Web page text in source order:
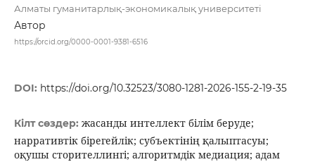
Алматы гуманитарлық-экономикалық университеті
Автор
https://orcid.org/0000-0001-9381-6516
DOI: https://doi.org/10.32523/3080-1281-2026-155-2-19-35
Кілт сөздер: жасанды интеллект білім беруде;
нарративтік бірегейлік; субъектінің қалыптасуы;
оқушы сторителлингі; алгоритмдік медиация; адам